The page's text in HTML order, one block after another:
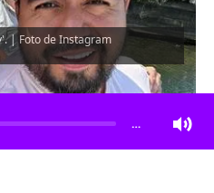
| Foto de Instagram
el artículo
…